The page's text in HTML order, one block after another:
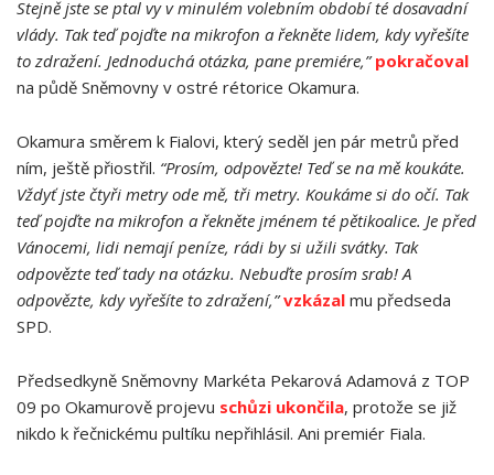
Stejně jste se ptal vy v minulém volebním období té dosavadní
vlády. Tak teď pojďte na mikrofon a řekněte lidem, kdy vyřešíte
to zdražení. Jednoduchá otázka, pane premiére,” pokračoval
na půdě Sněmovny v ostré rétorice Okamura.
Okamura směrem k Fialovi, který seděl jen pár metrů před
ním, ještě přiostřil. “Prosím, odpovězte! Teď se na mě koukáte.
Vždyť jste čtyři metry ode mě, tři metry. Koukáme si do očí. Tak
teď pojďte na mikrofon a řekněte jménem té pětikoalice. Je před
Vánocemi, lidi nemají peníze, rádi by si užili svátky. Tak
odpovězte teď tady na otázku. Nebuďte prosím srab! A
odpovězte, kdy vyřešíte to zdražení,” vzkázal mu předseda
SPD.
Předsedkyně Sněmovny Markéta Pekarová Adamová z TOP
09 po Okamurově projevu schůzi ukončila, protože se již
nikdo k řečnickému pultíku nepřihlásil. Ani premiér Fiala.